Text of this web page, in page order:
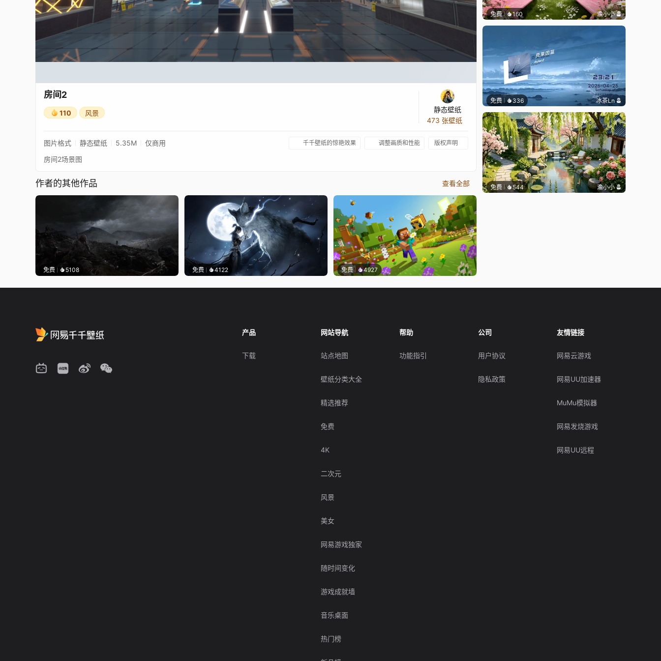
房间2
110 风景
静态壁纸
473 张壁纸
图片格式 静态壁纸 5.35M 仅商用 千千壁纸的惊艳效果 调整画质和性能 版权声明
房间2场景图
作者的其他作品 查看全部
免费 5108 免费 4122 免费 4927
免费 160 渔小小
免费 336 冰茶Ln
免费 544 渔小小
产品
下载
网站导航
站点地图
壁纸分类大全
精选推荐
免费
4K
二次元
风景
美女
网易游戏独家
随时间变化
游戏成就墙
音乐桌面
热门榜
帮助
功能指引
公司
用户协议
隐私政策
友情链接
网易云游戏
网易UU加速器
MuMu模拟器
网易发烧游戏
网易UU远程